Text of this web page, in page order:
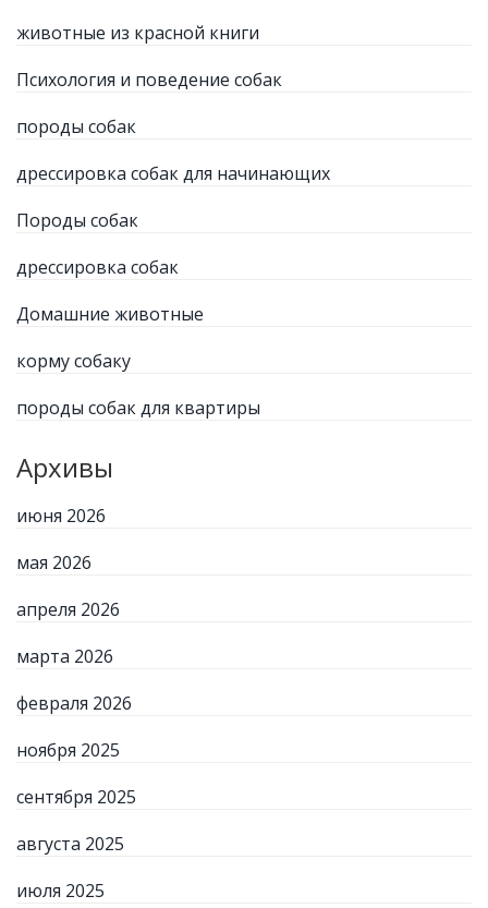
животные из красной книги
Психология и поведение собак
породы собак
дрессировка собак для начинающих
Породы собак
дрессировка собак
Домашние животные
корму собаку
породы собак для квартиры
Архивы
июня 2026
мая 2026
апреля 2026
марта 2026
февраля 2026
ноября 2025
сентября 2025
августа 2025
июля 2025